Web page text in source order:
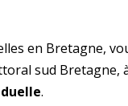
en Bretagne,
sud
.